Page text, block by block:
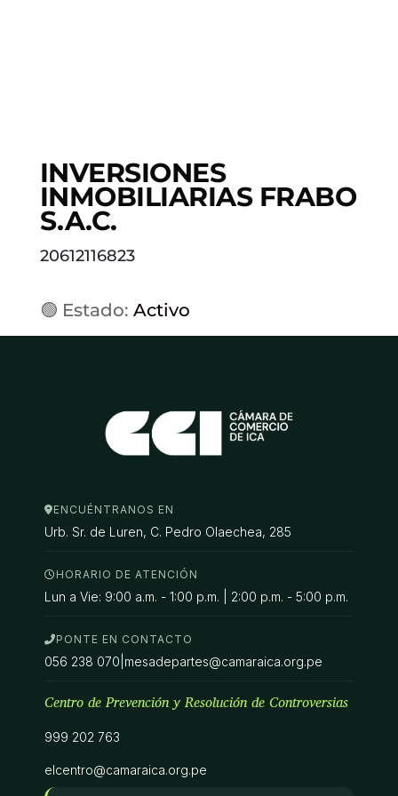
INVERSIONES
INMOBILIARIAS FRABO
S.A.C.
20612116823
🟢 Estado: Activo
ENCUÉNTRANOS EN
Urb. Sr. de Luren, C. Pedro Olaechea, 285
HORARIO DE ATENCIÓN
Lun a Vie: 9:00 a.m. - 1:00 p.m. | 2:00 p.m. - 5:00 p.m.
PONTE EN CONTACTO
056 238 070 mesadepartes@camaraica.org.pe
Centro de Prevención y Resolución de Controversias
999 202 763
elcentro@camaraica.org.pe